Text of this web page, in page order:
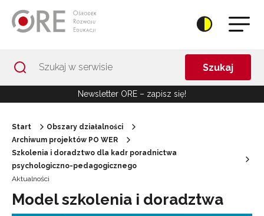
Szukaj
Newsletter ORE – zapisz się!
Start
Obszary działalności
Archiwum projektów PO WER
Szkolenia i doradztwo dla kadr poradnictwa
psychologiczno-pedagogicznego
Aktualności
Model szkolenia i doradztwa